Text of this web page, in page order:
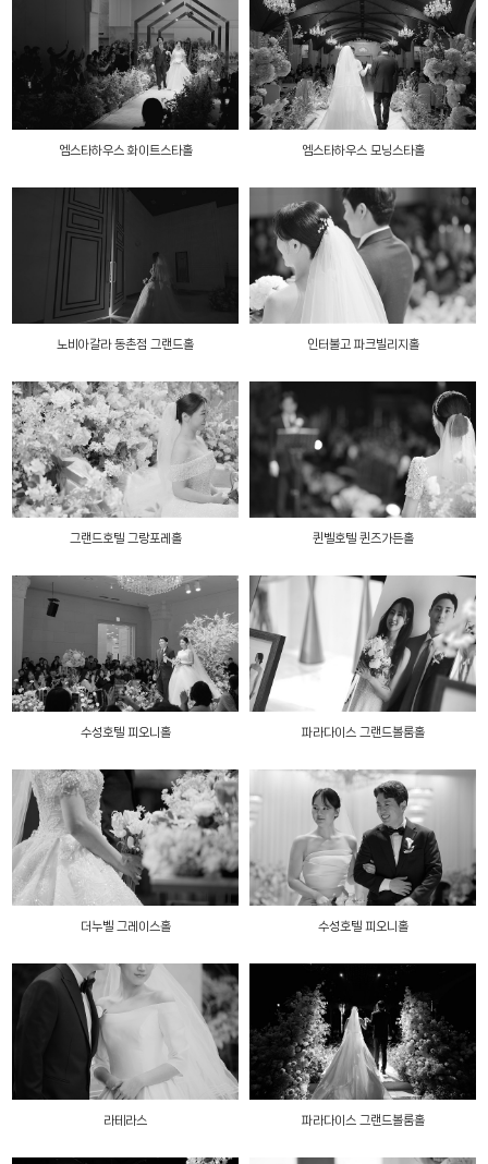
엠스타하우스 화이트스타홀 엠스타하우스 모닝스타홀
노비아갈라 동촌점 그랜드홀 인터불고 파크빌리지홀
그랜드호텔 그랑포레홀 퀸벨호텔 퀸즈가든홀
수성호텔 피오니홀 파라다이스 그랜드볼룸홀
더누벨 그레이스홀 수성호텔 피오니홀
라테라스 파라다이스 그랜드볼룸홀